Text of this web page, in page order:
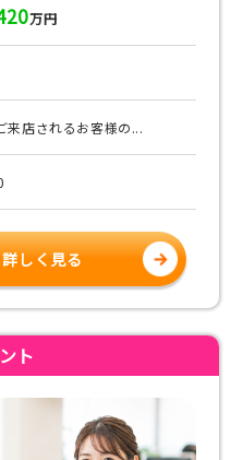
万円
来店されるお客様の...
詳しく見る
ト